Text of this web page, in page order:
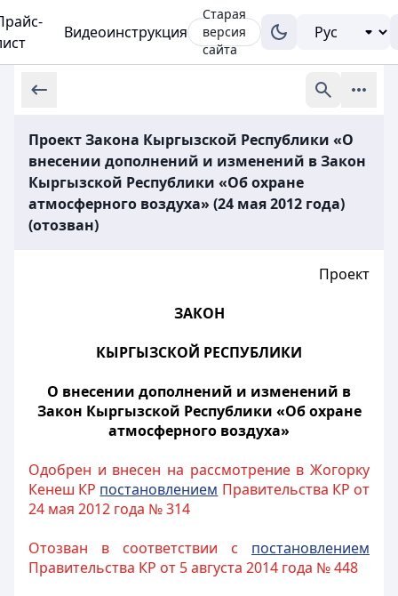
Видеоинструкция
Старая
версия
сайта
Проект Закона Кыргызской Республики «О
внесении дополнений и изменений в Закон
Кыргызской Республики «Об охране
атмосферного воздуха» (24 мая 2012 года)
(отозван)
Проект
ЗАКОН
КЫРГЫЗСКОЙ РЕСПУБЛИКИ
О внесении дополнений и изменений в
Закон Кыргызской Республики «Об охране
атмосферного воздуха»
Одобрен и внесен на рассмотрение в Жогорку
Кенеш КР постановлением Правительства КР от
24 мая 2012 года № 314
Отозван в соответствии с постановлением
Правительства КР от 5 августа 2014 года № 448